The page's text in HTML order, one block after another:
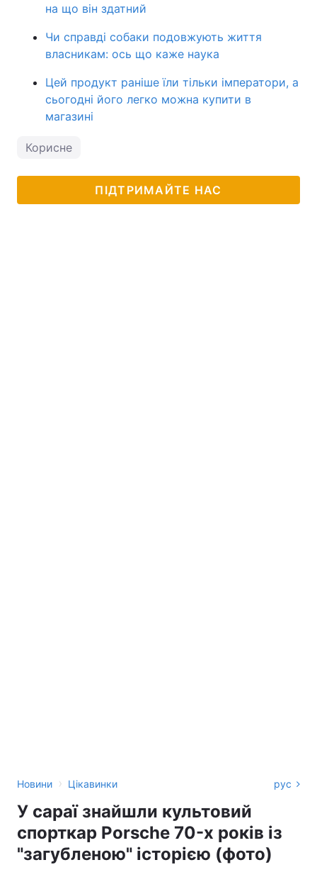
на що він здатний
Чи справді собаки подовжують життя
власникам: ось що каже наука
Цей продукт раніше їли тільки імператори, а
сьогодні його легко можна купити в
магазині
Корисне
ПІДТРИМАЙТЕ НАС
Новини › Цікавинки рус
У сараї знайшли культовий
спорткар Porsche 70-х років із
"загубленою" історією (фото)